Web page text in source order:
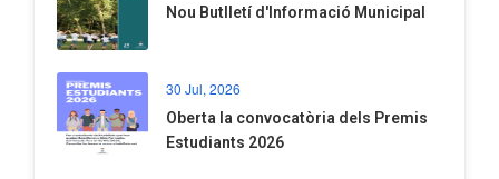
Nou Butlletí d'Informació Municipal
30 Jul, 2026
Oberta la convocatòria dels Premis
Estudiants 2026